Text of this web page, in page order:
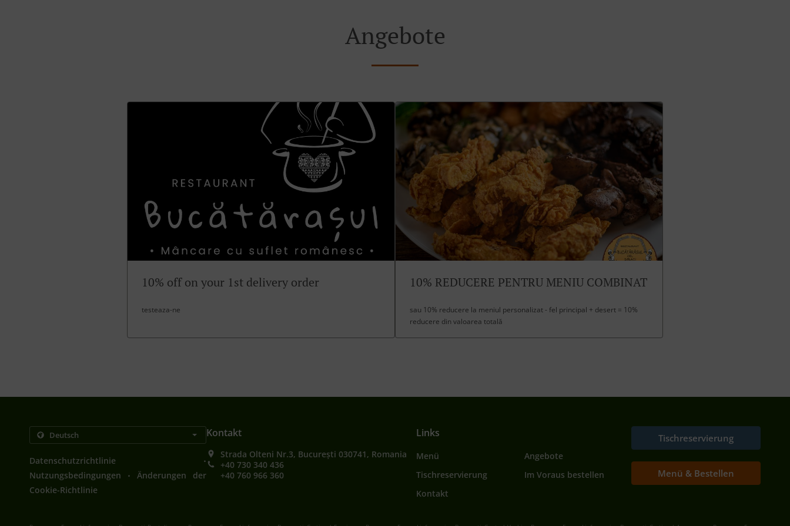
Angebote
10% off on your 1st delivery order
testeaza-ne
10% REDUCERE PENTRU MENIU COMBINAT
sau 10% reducere la meniul personalizat - fel principal + desert = 10%
reducere din valoarea totală
Datenschutzrichtlinie .
Nutzungsbedingungen .
Änderungen der
Cookie-Richtlinie
Kontakt
Strada Olteni Nr.3, București 030741, Romania
+40 730 340 436
+40 760 966 360
Links
Menü
Angebote
Tischreservierung
Im Voraus bestellen
Kontakt
Tischreservierung
Menü & Bestellen